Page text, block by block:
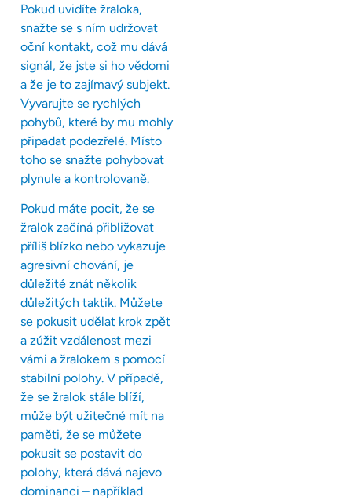
Pokud uvidíte žraloka,
snažte se s ním udržovat
oční kontakt, což mu dává
signál, že jste si ho vědomi
a že je to zajímavý subjekt.
Vyvarujte se rychlých
pohybů, které by mu mohly
připadat podezřelé. Místo
toho se snažte pohybovat
plynule a kontrolovaně.
Pokud máte pocit, že se
žralok začíná přibližovat
příliš blízko nebo vykazuje
agresivní chování, je
důležité znát několik
důležitých taktik. Můžete
se pokusit udělat krok zpět
a zúžit vzdálenost mezi
vámi a žralokem s pomocí
stabilní polohy. V případě,
že se žralok stále blíží,
může být užitečné mít na
paměti, že se můžete
pokusit se postavit do
polohy, která dává najevo
dominanci – například